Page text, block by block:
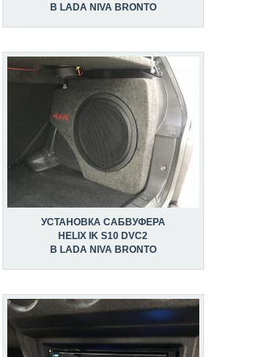
В LADA NIVA BRONTO
УСТАНОВКА САБВУФЕРА
HELIX IK S10 DVC2
В LADA NIVA BRONTO